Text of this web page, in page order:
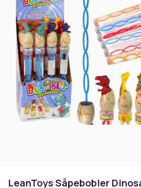
LeanToys Såpebobler